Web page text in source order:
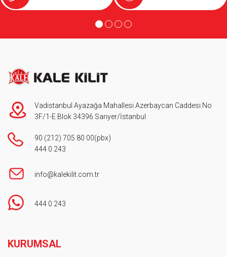
Vadistanbul Ayazağa Mahallesi Azerbaycan Caddesi No
3F/1-E Blok 34396 Sarıyer/İstanbul
90 (212) 705 80 00(pbx)
444 0 243
info@kalekilit.com.tr
444 0 243
KURUMSAL